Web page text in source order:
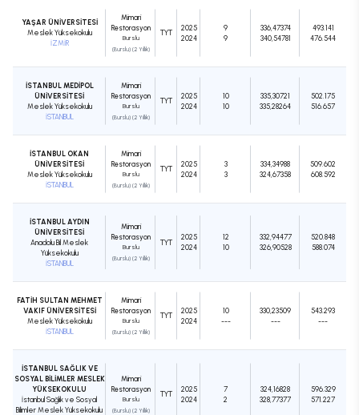
YAŞAR ÜNİVERSİTESİ
Meslek Yüksekokulu
İZMİR
Mimari
Restorasyon
Burslu
(Burslu) (2 Yıllık)
TYT
2025
2024
9
9
336,47374
340,54781
493.141
476.544
İSTANBUL MEDİPOL
ÜNİVERSİTESİ
Meslek Yüksekokulu
İSTANBUL
Mimari
Restorasyon
Burslu
(Burslu) (2 Yıllık)
TYT
2025
2024
10
10
335,30721
335,28264
502.175
516.657
İSTANBUL OKAN
ÜNİVERSİTESİ
Meslek Yüksekokulu
İSTANBUL
Mimari
Restorasyon
Burslu
(Burslu) (2 Yıllık)
TYT
2025
2024
3
3
334,34988
324,67358
509.602
608.592
İSTANBUL AYDIN
ÜNİVERSİTESİ
Anadolu Bil Meslek
Yüksekokulu
İSTANBUL
Mimari
Restorasyon
Burslu
(Burslu) (2 Yıllık)
TYT
2025
2024
12
10
332,94477
326,90528
520.848
588.074
FATİH SULTAN MEHMET
VAKIF ÜNİVERSİTESİ
Meslek Yüksekokulu
İSTANBUL
Mimari
Restorasyon
Burslu
(Burslu) (2 Yıllık)
TYT
2025
2024
10
---
330,23509
---
543.293
---
İSTANBUL SAĞLIK VE
SOSYAL BİLİMLER MESLEK
YÜKSEKOKULU
İstanbul Sağlık ve Sosyal
Bilimler Meslek Yüksekokulu
Mimari
Restorasyon
Burslu
(Burslu) (2 Yıllık)
TYT
2025
2024
7
2
324,16828
328,77377
596.329
571.227